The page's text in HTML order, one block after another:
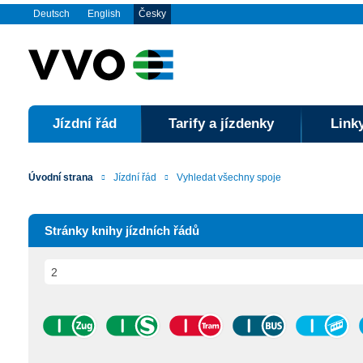
Deutsch English Česky
Jízdní řád Tarify a jízdenky
Úvodní strana Jízdní řád Vyhledat všechny spoje
Stránky knihy jízdních řádů